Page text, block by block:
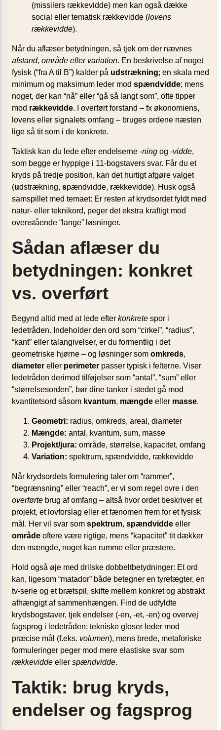
(missilers rækkevidde) men kan også dække
social eller tematisk rækkevidde (lovens
rækkevidde).
Når du aflæser betydningen, så tjek om der nævnes
afstand, område eller variation. En beskrivelse af noget
fysisk (“fra A til B”) kalder på udstrækning; en skala med
minimum og maksimum leder mod spændvidde; mens
noget, der kan “nå” eller “gå så langt som”, ofte tipper
mod rækkevidde. I overført forstand – fx økonomiens,
lovens eller signalets omfang – bruges ordene næsten
lige så tit som i de konkrete.
Taktisk kan du lede efter endelserne -ning og -vidde,
som begge er hyppige i 11-bogstavers svar. Får du et
kryds på tredje position, kan det hurtigt afgøre valget
(udstrækning, spændvidde, rækkevidde). Husk også
samspillet med temaet: Er resten af krydsordet fyldt med
natur- eller teknikord, peger det ekstra kraftigt mod
ovenstående “lange” løsninger.
Sådan aflæser du
betydningen: konkret
vs. overført
Begynd altid med at lede efter konkrete spor i
ledetråden. Indeholder den ord som “cirkel”, “radius”,
“kant” eller talangivelser, er du formentlig i det
geometriske hjørne – og løsninger som omkreds,
diameter eller perimeter passer typisk i felterne. Viser
ledetråden derimod tilføjelser som “antal”, “sum” eller
“størrelsesorden”, bør dine tanker i stedet gå mod
kvantitetsord såsom kvantum, mængde eller masse.
Geometri: radius, omkreds, areal, diameter
Mængde: antal, kvantum, sum, masse
Projekt/jura: område, størrelse, kapacitet, omfang
Variation: spektrum, spændvidde, rækkevidde
Når krydsordets formulering taler om “rammer”,
“begrænsning” eller “reach”, er vi som regel ovre i den
overførte brug af omfang – altså hvor ordet beskriver et
projekt, et lovforslag eller et fænomen frem for et fysisk
mål. Her vil svar som spektrum, spændvidde eller
område oftere være rigtige, mens “kapacitet” tit dækker
den mængde, noget kan rumme eller præstere.
Hold også øje med drilske dobbeltbetydninger: Et ord
kan, ligesom “matador” både betegner en tyrefægter, en
tv-serie og et brætspil, skifte mellem konkret og abstrakt
afhængigt af sammenhængen. Find de udfyldte
krydsbogstaver, tjek endelser (-en, -et, -en) og overvej
fagsprog i ledetråden; tekniske gloser leder mod
præcise mål (f.eks. volumen), mens brede, metaforiske
formuleringer peger mod mere elastiske svar som
rækkevidde eller spændvidde.
Taktik: brug kryds,
endelser og fagsprog